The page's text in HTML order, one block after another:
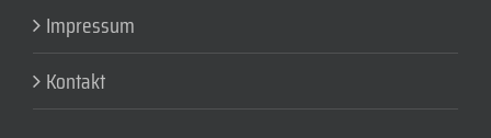
Impressum
Kontakt